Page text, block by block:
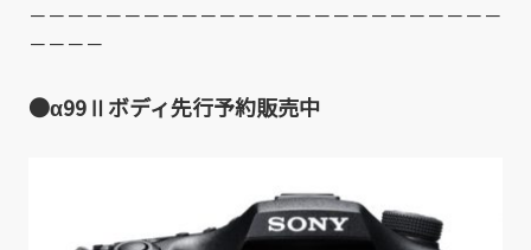
－－－－－－－－－－－－－－－－－－－－－－－－－
－－－－
●α99Ⅱボディ先行予約販売中